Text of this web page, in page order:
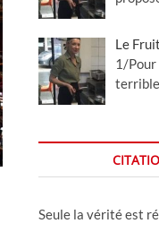
Le
1/Pour
Seule la vérité est